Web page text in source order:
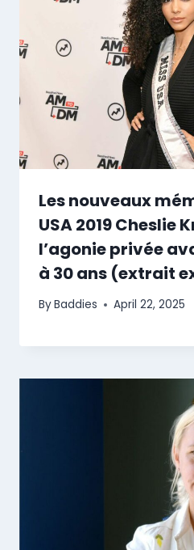
Les nouveaux
USA 2019 Cheslie
l’agonie privée
à 30 ans (extrait
ByBaddies April 22, 2025